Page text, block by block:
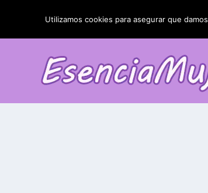
TENDENCIAS: La blefaroplastia y sus
Utilizamos cookies para asegurar que